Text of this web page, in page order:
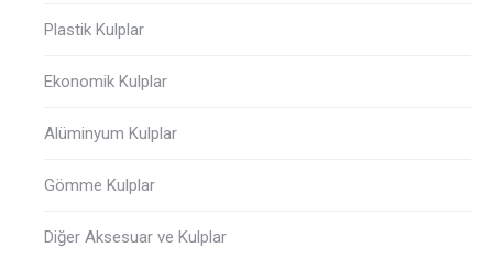
Plastik Kulplar
Ekonomik Kulplar
Alüminyum Kulplar
Gömme Kulplar
Diğer Aksesuar ve Kulplar